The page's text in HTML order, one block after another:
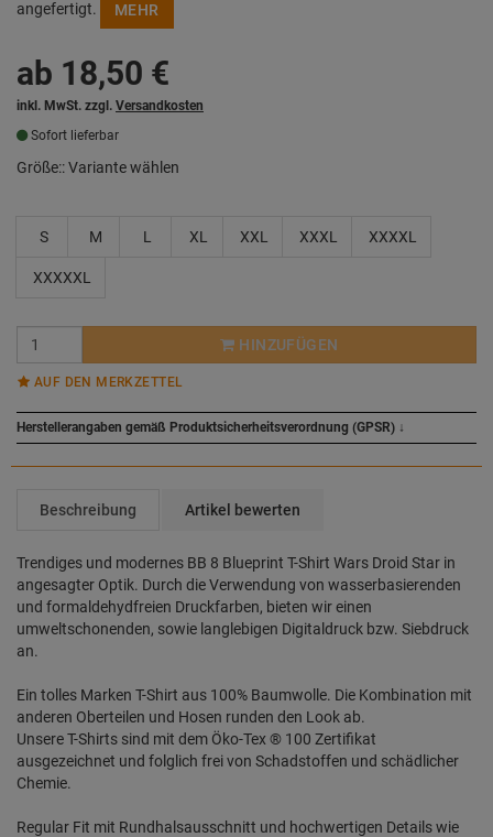
angefertigt.
MEHR
ab 18,50 €
inkl. MwSt. zzgl. Versandkosten
Sofort lieferbar
Größe::Variante wählen
S M L XL XXL XXXL XXXXL
XXXXXL
HINZUFÜGEN
AUF DEN MERKZETTEL
Herstellerangaben gemäß Produktsicherheitsverordnung (GPSR) ↓
Beschreibung Artikel bewerten
Trendiges und modernes BB 8 Blueprint T-Shirt Wars Droid Star in
angesagter Optik. Durch die Verwendung von wasserbasierenden
und formaldehydfreien Druckfarben, bieten wir einen
umweltschonenden, sowie langlebigen Digitaldruck bzw. Siebdruck
an.
Ein tolles Marken T-Shirt aus 100% Baumwolle. Die Kombination mit
anderen Oberteilen und Hosen runden den Look ab.
Unsere T-Shirts sind mit dem Öko-Tex ® 100 Zertifikat
ausgezeichnet und folglich frei von Schadstoffen und schädlicher
Chemie.
Regular Fit mit Rundhalsausschnitt und hochwertigen Details wie